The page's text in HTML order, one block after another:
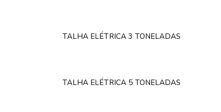
TALHA ELÉTRICA 3 TONELADAS
TALHA ELÉTRICA 5 TONELADAS